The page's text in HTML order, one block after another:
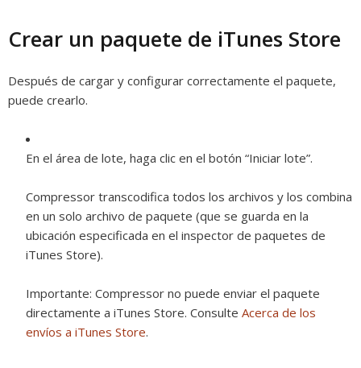
Crear un paquete de iTunes Store
Después de cargar y configurar correctamente el paquete,
puede crearlo.
En el área de lote, haga clic en el botón “Iniciar lote”.
Compressor transcodifica todos los archivos y los combina
en un solo archivo de paquete (que se guarda en la
ubicación especificada en el inspector de paquetes de
iTunes Store).
Importante: Compressor no puede enviar el paquete
directamente a iTunes Store. Consulte Acerca de los
envíos a iTunes Store.